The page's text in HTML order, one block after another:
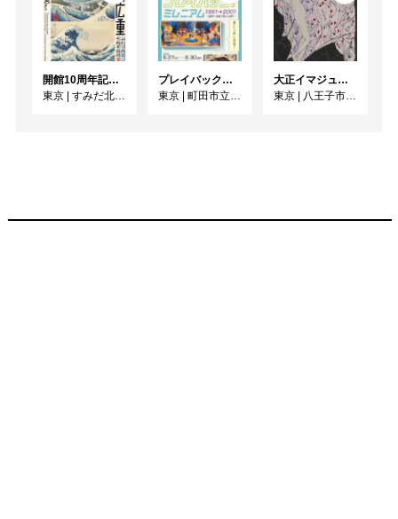
開館10周年記念 「北斎 広重 ふたりの富士、それぞれの富士」
東京
すみだ北斎美術館
プレイバック！ミレニアム1991→2001 版画が／版画で越えた境界
東京
町田市立国際版画美術館
大正イマジュリィの世界
東京
八王子市夢美術館